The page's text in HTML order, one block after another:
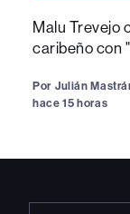
Malu Trevejo
caribeño con
Por Julián
hace 15 horas